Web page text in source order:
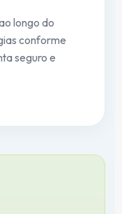
longo do
conforme
seguro e